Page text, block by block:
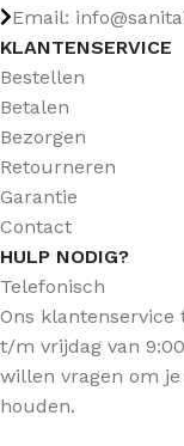
Email:
KLANTENSERVICE
Bestellen
Betalen
Bezorgen
Retourneren
Garantie
Contact
HULP NODIG?
Telefonisch
Ons
t/m vrijdag van
willen vragen om
houden.